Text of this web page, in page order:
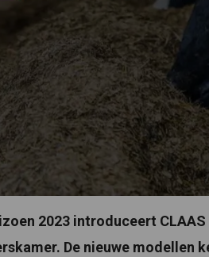
2023 introduceert
De nieuwe modellen